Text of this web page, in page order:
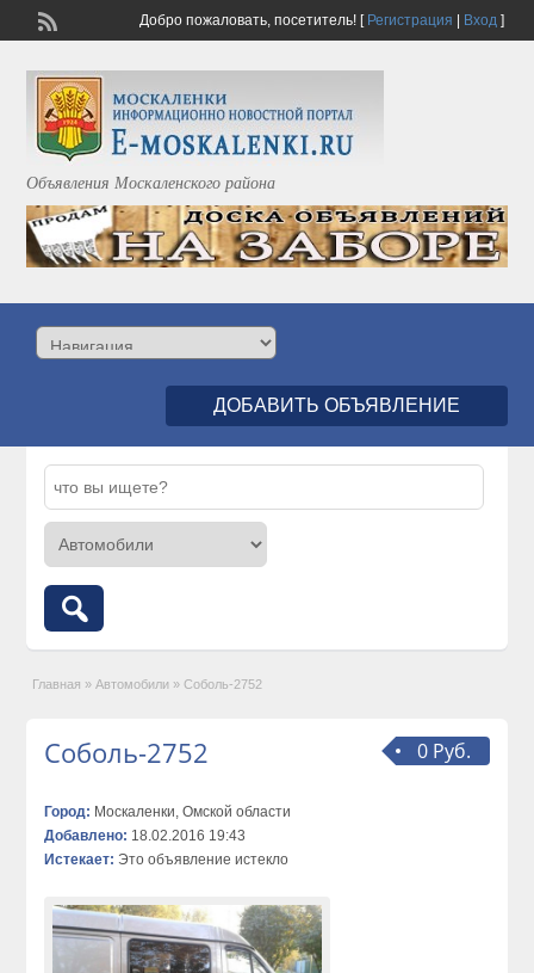
Добро пожаловать, посетитель![ Регистрация Вход]
Объявления Москаленского района
ДОБАВИТЬ ОБЪЯВЛЕНИЕ
Главная » Автомобили » Соболь-2752
0 Руб.
Соболь-2752
Город: Москаленки, Омской области
Добавлено: 18.02.2016 19:43
Истекает: Это объявление истекло